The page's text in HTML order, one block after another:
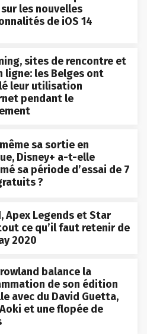
les nouvelles
de iOS 14
sites de rencontre et
ligne: les Belges ont
leur utilisation
pendant le
sa sortie en
Disney+ a-t-elle
sa période d’essai de 7
?
Apex Legends et Star
ce qu’il faut retenir de
2020
balance la
de son édition
avec du David Guetta,
et une flopée de